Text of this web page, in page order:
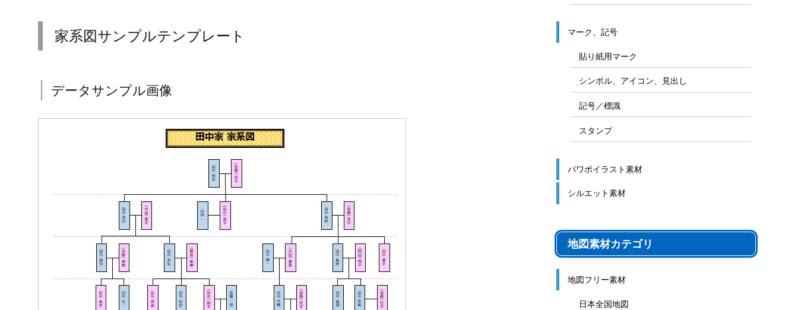
家系図サンプルテンプレート
データサンプル画像
マーク、記号
貼り紙用マーク
シンボル、アイコン、見出し
記号／標識
スタンプ
パワポイラスト素材
シルエット素材
地図素材カテゴリ
地図フリー素材
日本全国地図